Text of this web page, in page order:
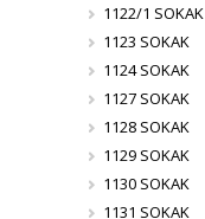
1122/1 SOKAK
1123 SOKAK
1124 SOKAK
1127 SOKAK
1128 SOKAK
1129 SOKAK
1130 SOKAK
1131 SOKAK